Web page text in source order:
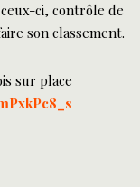
ci, contrôle de
son classement.
sur place